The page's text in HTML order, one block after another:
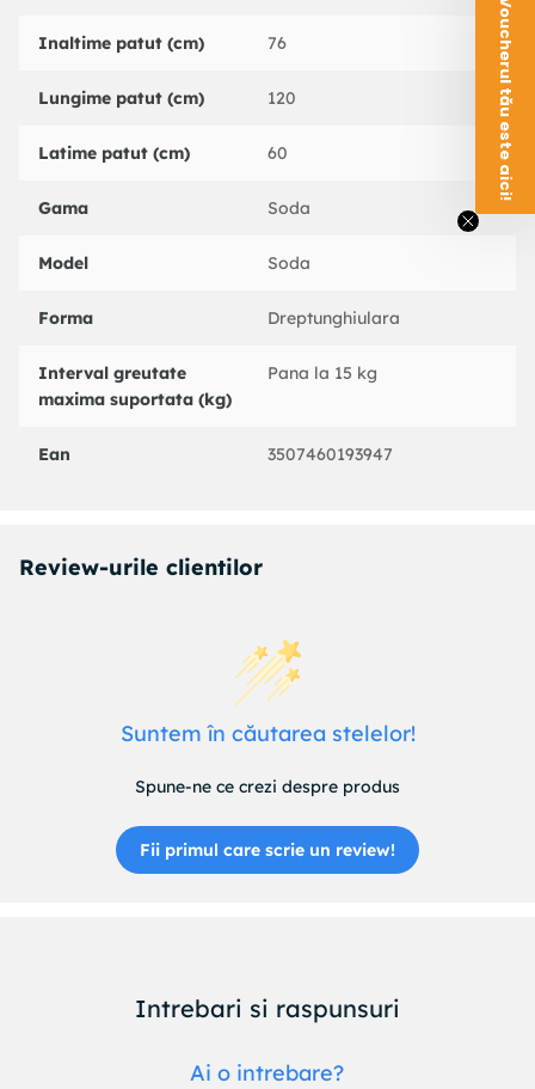
Inaltime patut (cm) 76
Lungime patut (cm) 120
Latime patut (cm) 60
Gama Soda
Model Soda
Forma Dreptunghiulara
Interval greutate
maxima suportata (kg)
Pana la 15 kg
Ean 3507460193947
Review-urile clientilor
Suntem în căutarea stelelor!
Spune-ne ce crezi despre produs
Fii primul care scrie un review!
Intrebari si raspunsuri
Ai o intrebare?
Voucherul tău este aici!